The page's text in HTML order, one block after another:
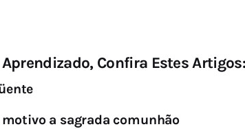
Confira Estes Artigos:
motivo a sagrada comunhão